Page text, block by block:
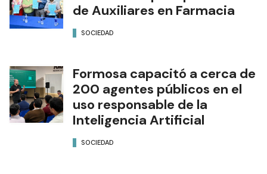
de Auxiliares en Farmacia
SOCIEDAD
Formosa capacitó a cerca de
200 agentes públicos en el
uso responsable de la
Inteligencia Artificial
SOCIEDAD